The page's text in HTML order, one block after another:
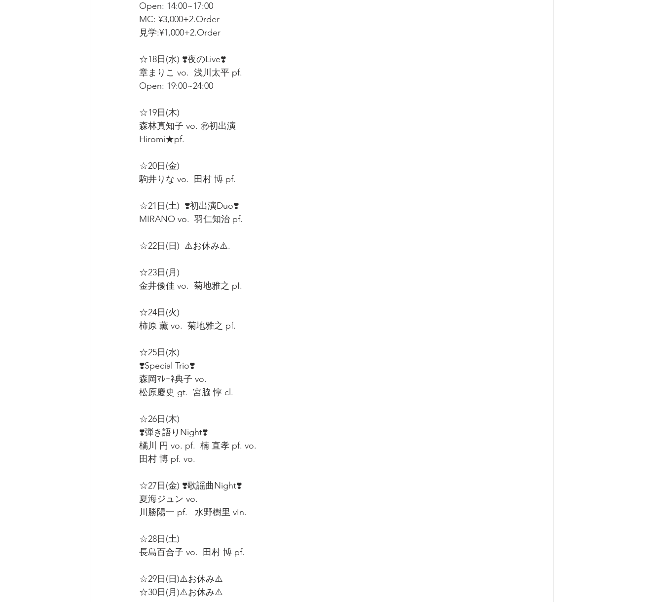
Open: 14:00~17:00
MC: ¥3,000+2.Order
見学:¥1,000+2.Order
☆18日(水) ❣️夜のLive❣️
章まりこ vo.  浅川太平 pf.
Open: 19:00~24:00
☆19日(木)
森林真知子 vo. ㊗️初出演
Hiromi★pf.
☆20日(金)
駒井りな vo.  田村 博 pf.
☆21日(土)  ❣️初出演Duo❣️
MIRANO vo.  羽仁知治 pf.
☆22日(日)  ⚠️お休み⚠️.
☆23日(月)
金井優佳 vo.  菊地雅之 pf.
☆24日(火)
柿原 薫 vo.  菊地雅之 pf.
☆25日(水)
❣️Special Trio❣️
森岡ﾏﾚｰﾈ典子 vo.
松原慶史 gt.  宮脇 惇 cl.
☆26日(木)
❣️弾き語りNight❣️
橘川 円 vo. pf.  楠 直孝 pf. vo.
田村 博 pf. vo.
☆27日(金) ❣️歌謡曲Night❣️
夏海ジュン vo.
川勝陽一 pf.   水野樹里 vIn.
☆28日(土)
長島百合子 vo.  田村 博 pf.
☆29日(日)⚠️お休み⚠️
☆30日(月)⚠️お休み⚠️